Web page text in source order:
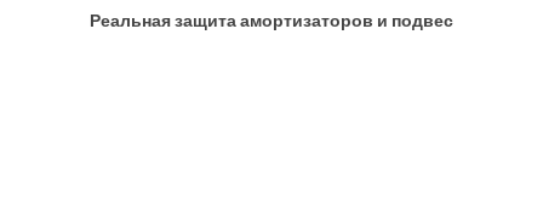
Реальная защита амортизаторов и подвес